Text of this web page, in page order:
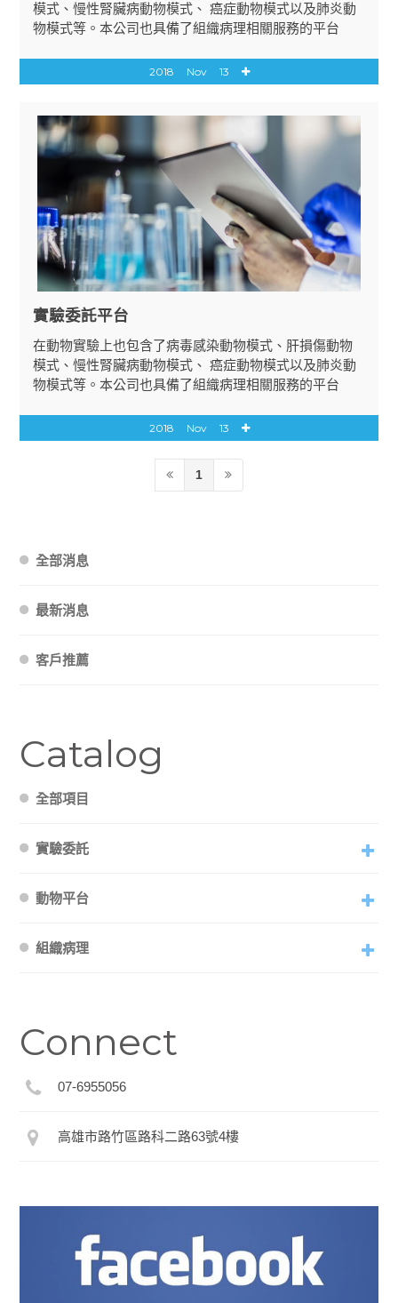
模式、慢性腎臟病動物模式、 癌症動物模式以及肺炎動
物模式等。本公司也具備了組織病理相關服務的平台
2018 Nov 13
實驗委託平台
在動物實驗上也包含了病毒感染動物模式、肝損傷動物
模式、慢性腎臟病動物模式、 癌症動物模式以及肺炎動
物模式等。本公司也具備了組織病理相關服務的平台
2018 Nov 13
1
全部消息
最新消息
客戶推薦
Catalog
全部項目
實驗委託
動物平台
組織病理
Connect
07-6955056
高雄市路竹區路科二路63號4樓